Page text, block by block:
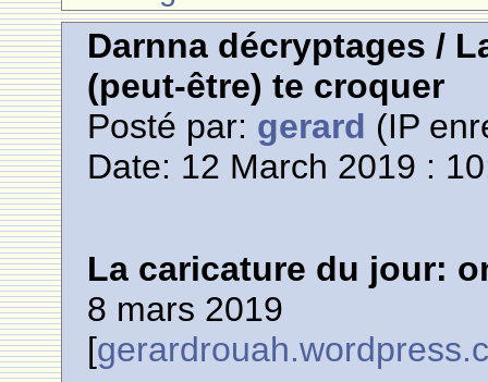
Darnna décryptages /
(peut-être) te croquer
Posté par: gerard (IP
Date: 12 March 2019 :
La caricature du jour:
8 mars 2019
[